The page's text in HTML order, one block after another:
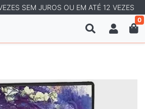
SEM JUROS OU EM ATÉ 12 VEZES
0